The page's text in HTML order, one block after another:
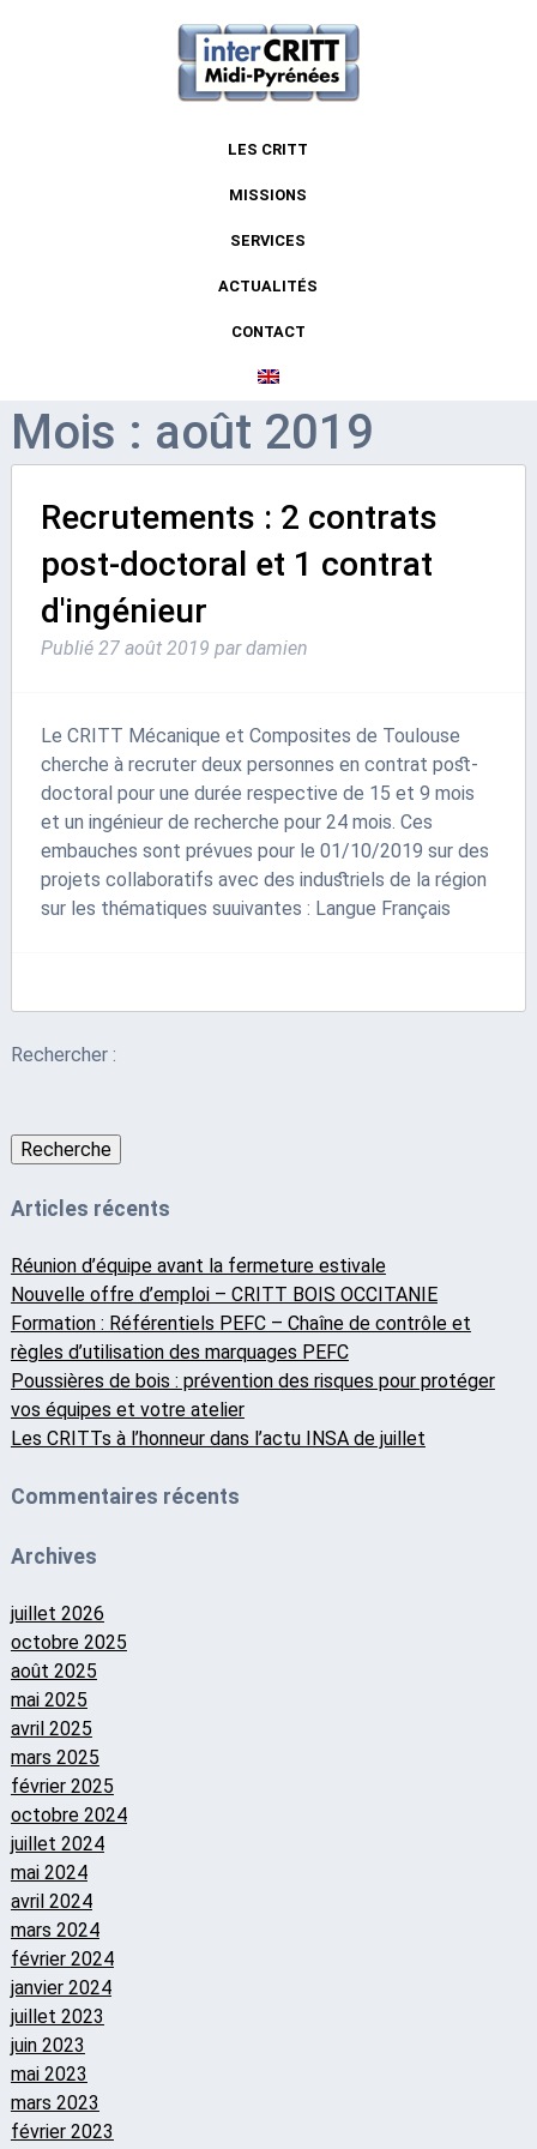
LES CRITT
MISSIONS
SERVICES
ACTUALITÉS
CONTACT
Mois : août 2019
Recrutements : 2 contrats
post-doctoral et 1 contrat
d'ingénieur
Publié 27 août 2019 par damien
Le CRITT Mécanique et Composites de Toulouse
cherche à recruter deux personnes en contrat post-
doctoral pour une durée respective de 15 et 9 mois
et un ingénieur de recherche pour 24 mois. Ces
embauches sont prévues pour le 01/10/2019 sur des
projets collaboratifs avec des industriels de la région
sur les thématiques suuivantes : Langue Français
Rechercher :
Recherche
Articles récents
Réunion d’équipe avant la fermeture estivale
Nouvelle offre d’emploi – CRITT BOIS OCCITANIE
Formation : Référentiels PEFC – Chaîne de contrôle et
règles d’utilisation des marquages PEFC
Poussières de bois : prévention des risques pour protéger
vos équipes et votre atelier
Les CRITTs à l’honneur dans l’actu INSA de juillet
Commentaires récents
Archives
juillet 2026
octobre 2025
août 2025
mai 2025
avril 2025
mars 2025
février 2025
octobre 2024
juillet 2024
mai 2024
avril 2024
mars 2024
février 2024
janvier 2024
juillet 2023
juin 2023
mai 2023
mars 2023
février 2023